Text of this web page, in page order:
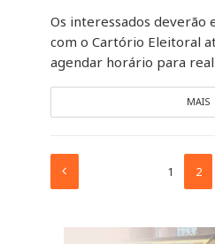
Os interessados deverão
com o Cartório Eleitoral
agendar horário para
MAIS
1 2